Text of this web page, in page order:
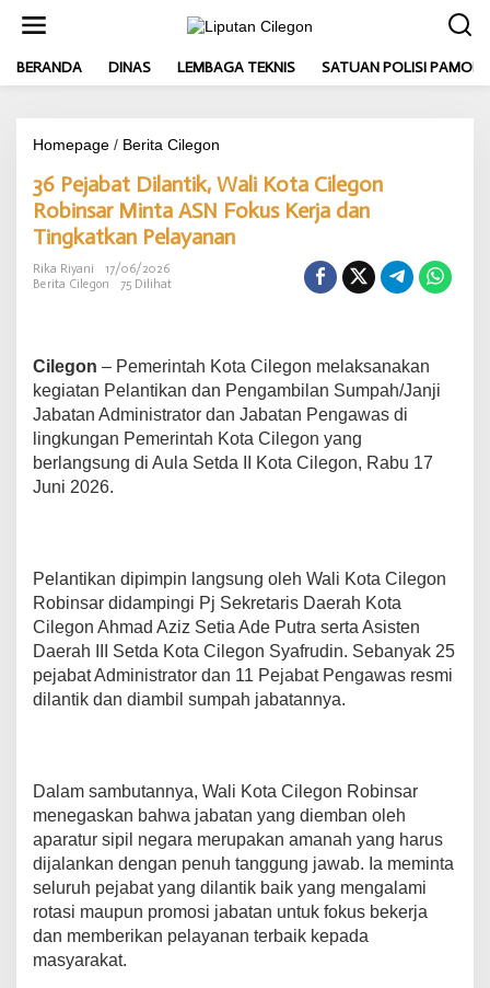
t
BERANDA DINAS LEMBAGA TEKNIS SATUAN POLISI
Homepage / Berita Cilegon
P
e
a
l
a
n
t
i
k
K
o
t
a
C
i
l
R
o
b
i
n
s
a
r
36 Pejabat Dilantik, Wali Kota Cilegon
Robinsar Minta ASN Fokus Kerja dan
Tingkatkan Pelayanan
Rika Riyani
17/06/2026
Berita Cilegon
75 Dilihat
Cilegon – Pemerintah Kota Cilegon melaksanakan
kegiatan Pelantikan dan Pengambilan Sumpah/Janji
Jabatan Administrator dan Jabatan Pengawas di
lingkungan Pemerintah Kota Cilegon yang
berlangsung di Aula Setda II Kota Cilegon, Rabu 17
Juni 2026.
Pelantikan dipimpin langsung oleh Wali Kota Cilegon
Robinsar didampingi Pj Sekretaris Daerah Kota
Cilegon Ahmad Aziz Setia Ade Putra serta Asisten
Daerah III Setda Kota Cilegon Syafrudin. Sebanyak 25
pejabat Administrator dan 11 Pejabat Pengawas resmi
dilantik dan diambil sumpah jabatannya.
Dalam sambutannya, Wali Kota Cilegon Robinsar
menegaskan bahwa jabatan yang diemban oleh
aparatur sipil negara merupakan amanah yang harus
dijalankan dengan penuh tanggung jawab. Ia meminta
seluruh pejabat yang dilantik baik yang mengalami
rotasi maupun promosi jabatan untuk fokus bekerja
dan memberikan pelayanan terbaik kepada
masyarakat.